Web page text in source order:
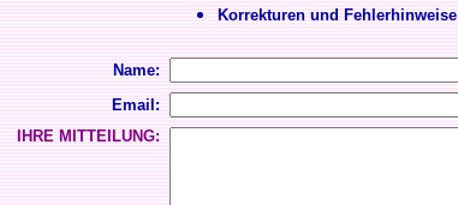
Korrekturen und Fehlerhinweise
Name:
Email:
IHRE MITTEILUNG: